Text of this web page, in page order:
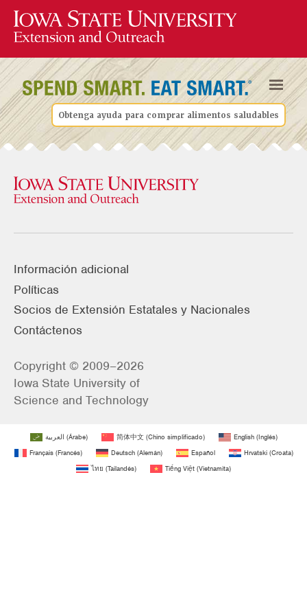
Obtenga ayuda para comprar alimentos saludables
Información adicional
Políticas
Socios de Extensión Estatales y Nacionales
Contáctenos
Copyright © 2009–2026
Iowa State University of
Science and Technology
العربية (Árabe) 简体中文(Chino simplificado) English(Inglés)
Français(Francés) Deutsch(Alemán) Español Hrvatski(Croata)
ไทย (Tailandés) Tiếng Việt (Vietnamita)